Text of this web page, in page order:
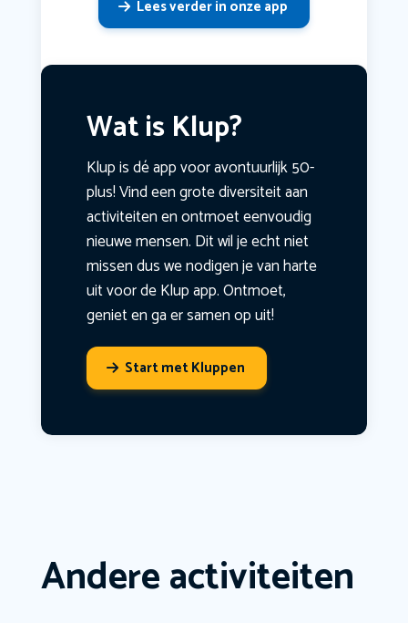
Lees verder in onze app
Wat is Klup?
Klup is dé app voor avontuurlijk 50-
plus! Vind een grote diversiteit aan
activiteiten en ontmoet eenvoudig
nieuwe mensen. Dit wil je echt niet
missen dus we nodigen je van harte
uit voor de Klup app. Ontmoet,
geniet en ga er samen op uit!
Start met Kluppen
Andere activiteiten